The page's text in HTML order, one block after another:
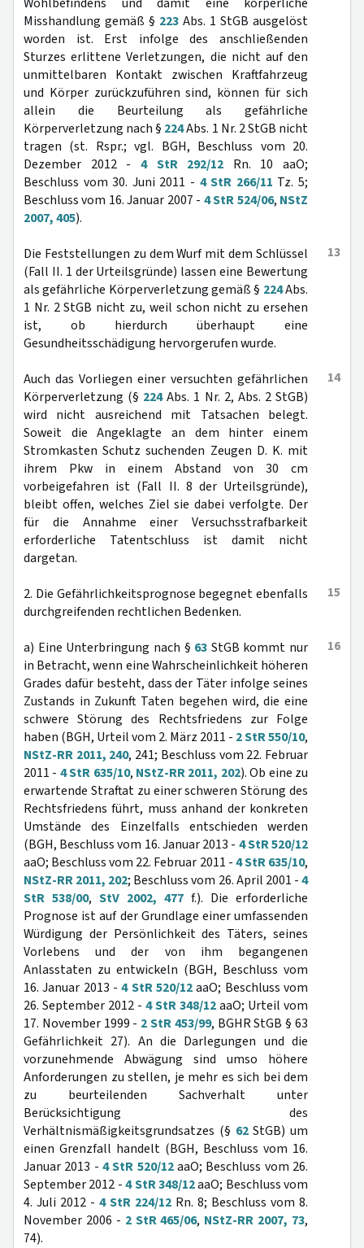
Misshandlung gemäß § 223 Abs. 1 StGB ausgelöst
worden ist. Erst infolge des anschließenden
Sturzes erlittene Verletzungen, die nicht auf den
unmittelbaren Kontakt zwischen Kraftfahrzeug
und Körper zurückzuführen sind, können für sich
allein die Beurteilung als gefährliche
Körperverletzung nach § 224Abs. 1 Nr. 2 StGB nicht
tragen (st. Rspr.; vgl. BGH, Beschluss vom 20.
Dezember 2012 - 4 StR 292/12 Rn. 10 aaO;
Beschluss vom 30. Juni 2011 - 4 StR 266/11 Tz. 5;
Beschluss vom 16. Januar 2007 - 4 StR 524/06, NStZ
2007, 405).
13
Die Feststellungen zu dem Wurf mit dem Schlüssel
(Fall II. 1 der Urteilsgründe) lassen eine Bewertung
als gefährliche Körperverletzung gemäß § 224Abs.
1 Nr. 2 StGB nicht zu, weil schon nicht zu ersehen
ist, ob hierdurch überhaupt eine
Gesundheitsschädigung hervorgerufen wurde.
14
Auch das Vorliegen einer versuchten gefährlichen
Körperverletzung (§ 224Abs. 1 Nr. 2, Abs. 2 StGB)
wird nicht ausreichend mit Tatsachen belegt.
Soweit die Angeklagte an dem hinter einem
Stromkasten Schutz suchenden Zeugen D. K. mit
ihrem Pkw in einem Abstand von 30 cm
vorbeigefahren ist (Fall II. 8 der Urteilsgründe),
bleibt offen, welches Ziel sie dabei verfolgte. Der
für die Annahme einer Versuchsstrafbarkeit
erforderliche Tatentschluss ist damit nicht
dargetan.
15
2. Die Gefährlichkeitsprognose begegnet ebenfalls
durchgreifenden rechtlichen Bedenken.
16
a) Eine Unterbringung nach § 63 StGB kommt nur
in Betracht, wenn eine Wahrscheinlichkeit höheren
Grades dafür besteht, dass der Täter infolge seines
Zustands in Zukunft Taten begehen wird, die eine
schwere Störung des Rechtsfriedens zur Folge
haben (BGH, Urteil vom 2. März 2011 - 2 StR 550/10,
NStZ-RR 2011, 240, 241; Beschluss vom 22. Februar
2011 - 4 StR 635/10, NStZ-RR 2011, 202). Ob eine zu
erwartende Straftat zu einer schweren Störung des
Rechtsfriedens führt, muss anhand der konkreten
Umstände des Einzelfalls entschieden werden
(BGH, Beschluss vom 16. Januar 2013 - 4 StR 520/12
aaO; Beschluss vom 22. Februar 2011 -4 StR 635/10,
NStZ-RR 2011, 202; Beschluss vom 26. April 2001 -4
StR 538/00, StV 2002, 477 f.). Die erforderliche
Prognose ist auf der Grundlage einer umfassenden
Würdigung der Persönlichkeit des Täters, seines
Vorlebens und der von ihm begangenen
Anlasstaten zu entwickeln (BGH, Beschluss vom
16. Januar 2013 -4 StR 520/12aaO; Beschluss vom
26. September 2012 - 4 StR 348/12aaO; Urteil vom
17. November 1999 - 2 StR 453/99, BGHR StGB § 63
Gefährlichkeit 27). An die Darlegungen und die
vorzunehmende Abwägung sind umso höhere
Anforderungen zu stellen, je mehr es sich bei dem
zu beurteilenden Sachverhalt unter
Berücksichtigung des
Verhältnismäßigkeitsgrundsatzes (§ 62StGB) um
einen Grenzfall handelt (BGH, Beschluss vom 16.
Januar 2013 - 4 StR 520/12aaO; Beschluss vom 26.
September 2012 -4 StR 348/12aaO; Beschluss vom
4. Juli 2012 - 4 StR 224/12 Rn. 8; Beschluss vom 8.
November 2006 - 2 StR 465/06, NStZ-RR 2007, 73,
74).